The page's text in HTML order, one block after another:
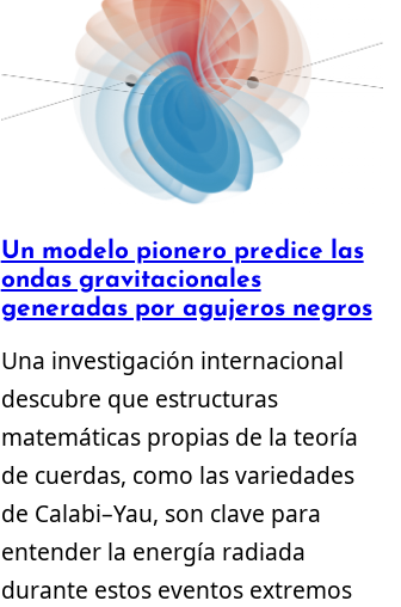
Un modelo pionero predice las
ondas gravitacionales
generadas por agujeros negros
Una investigación internacional
descubre que estructuras
matemáticas propias de la teoría
de cuerdas, como las variedades
de Calabi–Yau, son clave para
entender la energía radiada
durante estos eventos extremos